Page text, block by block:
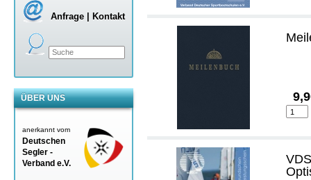
Anfrage | Kontakt
ÜBER UNS
anerkannt vom
Deutschen
Segler -
Verband e.V.